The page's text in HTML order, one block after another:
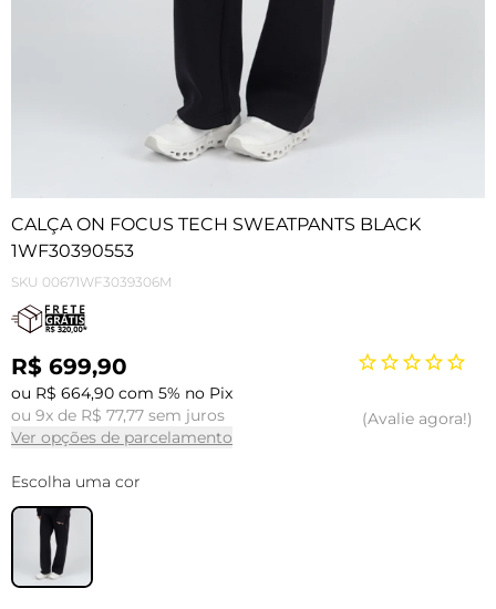
CALÇA ON FOCUS TECH SWEATPANTS BLACK
1WF30390553
SKU 00671WF3039306M
R$ 699,90
ou R$ 664,90 com 5% no Pix
ou 9x de R$ 77,77 sem juros
Ver opções de parcelamento
Avalie agora!
Escolha uma cor